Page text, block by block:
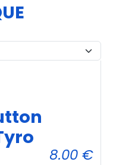
8.00 €